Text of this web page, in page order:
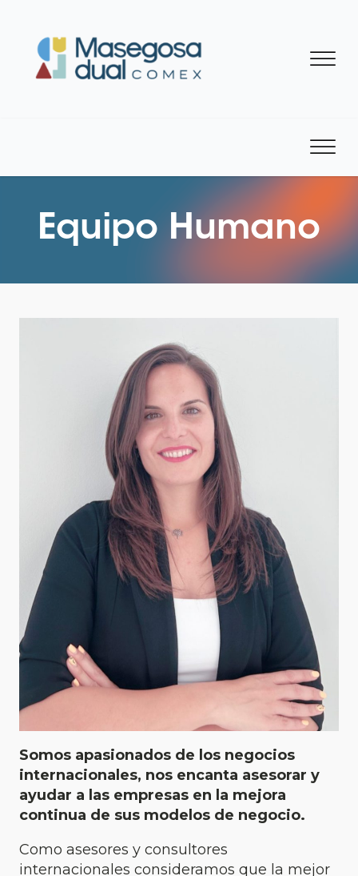
Equipo Humano
Somos apasionados de los negocios
internacionales, nos encanta asesorar y
ayudar a las empresas en la mejora
continua de sus modelos de negocio.
Como asesores y consultores
internacionales consideramos que la mejor